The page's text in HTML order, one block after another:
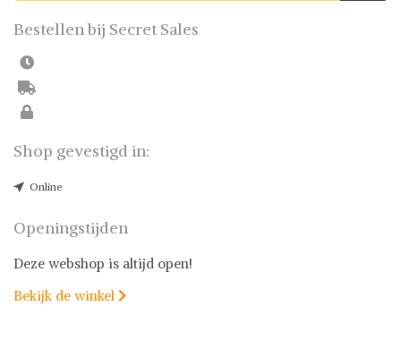
Bestellen bij Secret Sales
Shop gevestigd in:
Online
Openingstijden
Deze webshop is altijd open!
Bekijk de winkel 